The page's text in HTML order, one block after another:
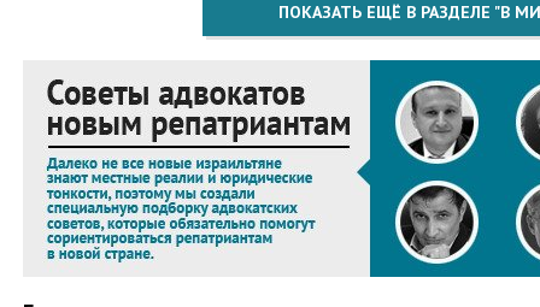
ПОКАЗАТЬ ЕЩЁ В РАЗДЕЛЕ "В